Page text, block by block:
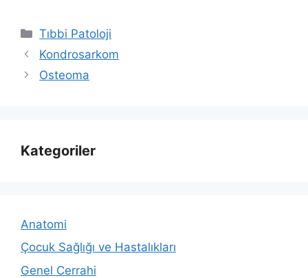
Kategoriler
Tıbbi Patoloji
Kondrosarkom
Osteoma
Kategoriler
Anatomi
Çocuk Sağlığı ve Hastalıkları
Genel Cerrahi